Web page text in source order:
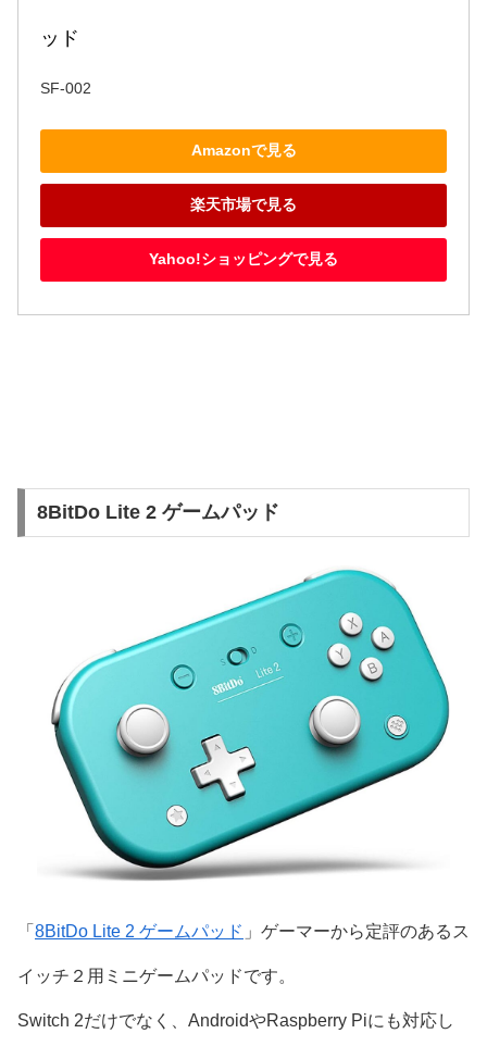
ッド
SF-002
Amazonで見る
楽天市場で見る
Yahoo!ショッピングで見る
8BitDo Lite 2 ゲームパッド
「 8BitDo Lite 2 ゲームパッド 」ゲーマーから定評のあるス
イッチ２用ミニゲームパッドです。
Switch 2だけでなく、AndroidやRaspberry Piにも対応し